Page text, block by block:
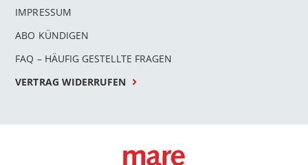
IMPRESSUM
ABO KÜNDIGEN
FAQ – HÄUFIG GESTELLTE FRAGEN
VERTRAG WIDERRUFEN